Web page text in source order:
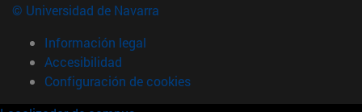
© Universidad de Navarra
Información legal
Accesibilidad
Configuración de cookies